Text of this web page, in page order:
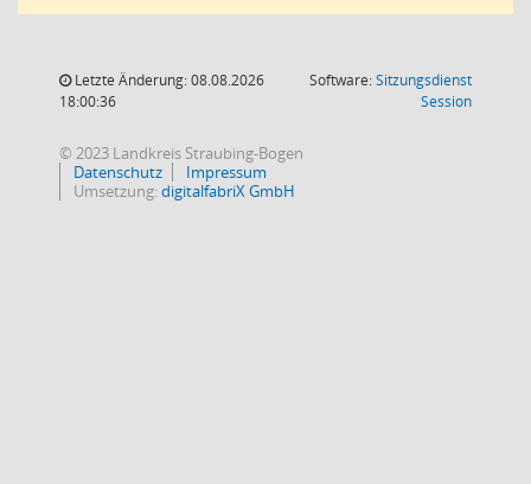
Letzte Änderung: 08.08.2026
18:00:36
Software:Sitzungsdienst
Session(Wird in
© 2023 Landkreis Straubing-Bogen
Datenschutz
Impressum
Umsetzung:digitalfabriX GmbH